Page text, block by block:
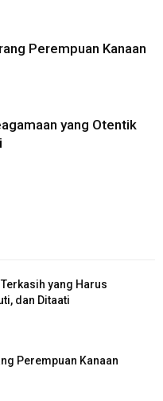
Perempuan Kanaan
yang Otentik
yang Harus
dan Ditaati
Perempuan Kanaan